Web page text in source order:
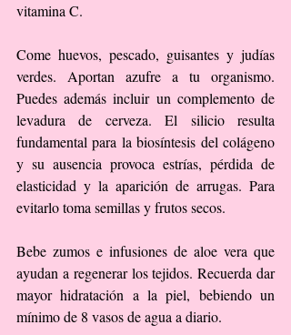
vitamina C.
Come huevos, pescado, guisantes y judías
verdes. Aportan azufre a tu organismo.
Puedes además incluir un complemento de
levadura de cerveza. El silicio resulta
fundamental para la biosíntesis del colágeno
y su ausencia provoca estrías, pérdida de
elasticidad y la aparición de arrugas. Para
evitarlo toma semillas y frutos secos.
Bebe zumos e infusiones de aloe vera que
ayudan a regenerar los tejidos. Recuerda dar
mayor hidratación a la piel, bebiendo un
mínimo de 8 vasos de agua a diario.